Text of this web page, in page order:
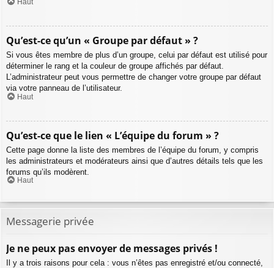
Haut
Qu’est-ce qu’un « Groupe par défaut » ?
Si vous êtes membre de plus d’un groupe, celui par défaut est utilisé pour
déterminer le rang et la couleur de groupe affichés par défaut.
L’administrateur peut vous permettre de changer votre groupe par défaut
via votre panneau de l’utilisateur.
Haut
Qu’est-ce que le lien « L’équipe du forum » ?
Cette page donne la liste des membres de l’équipe du forum, y compris
les administrateurs et modérateurs ainsi que d’autres détails tels que les
forums qu’ils modèrent.
Haut
Messagerie privée
Je ne peux pas envoyer de messages privés !
Il y a trois raisons pour cela : vous n’êtes pas enregistré et/ou connecté,